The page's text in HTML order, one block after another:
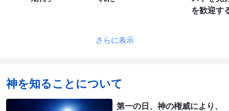
を歓迎す
さらに表示
神を知ることについて
第一の日、神の権威により、